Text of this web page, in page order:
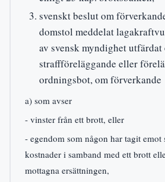
svenskt beslut om
domstol meddelat
av svensk myndighet
straffföreläggande eller
ordningsbot, om förverkande
a) som avser
- vinster från ett brott, eller
- egendom som någon har tagit
kostnader i samband med ett brott
mottagna ersättningen,